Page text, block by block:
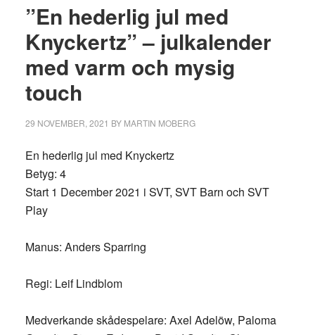
”En hederlig jul med
Knyckertz” – julkalender
med varm och mysig
touch
29 NOVEMBER, 2021 BY MARTIN MOBERG
En hederlig jul med Knyckertz
Betyg: 4
Start 1 December 2021 i SVT, SVT Barn och SVT
Play
Manus: Anders Sparring
Regi: Leif Lindblom
Medverkande skådespelare: Axel Adelöw, Paloma